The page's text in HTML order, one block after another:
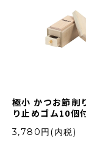
極小 かつお節削
り止めゴム10個
3,780円(内税)